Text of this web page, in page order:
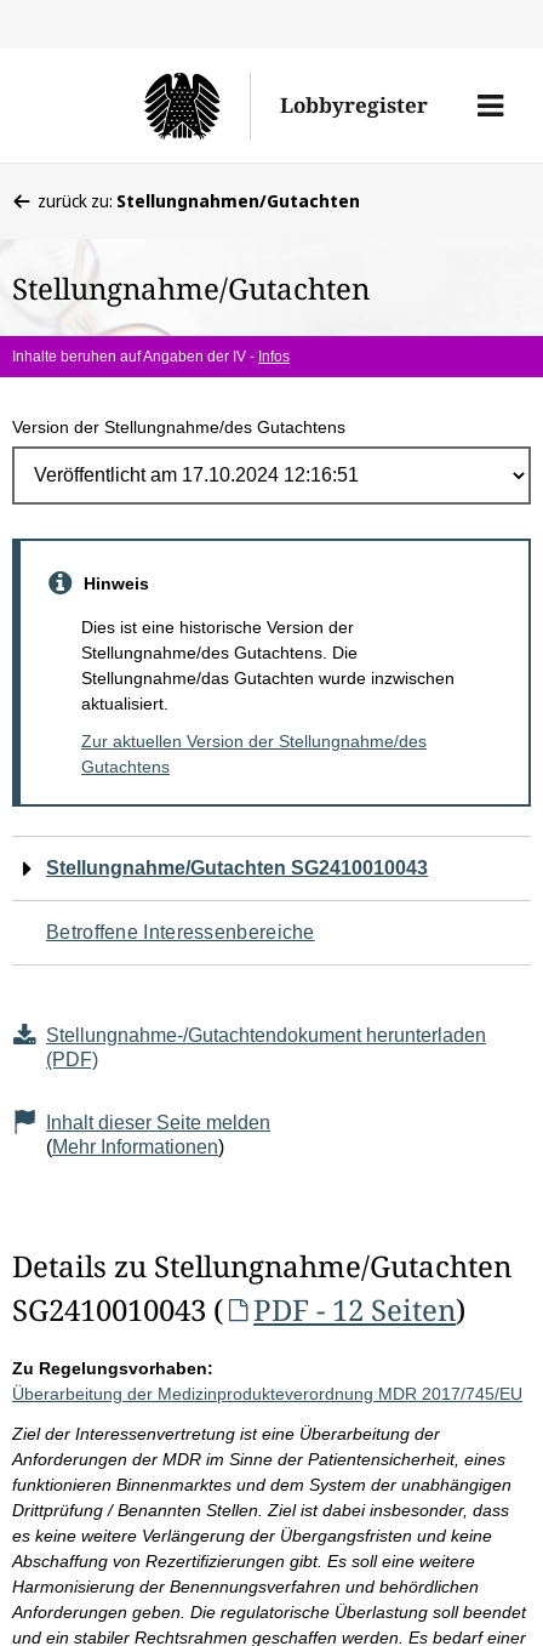
Lobbyregister
Menü
befinden
hier:
zurück zu: Stellungnahmen/Gutachten
Stellungnahme/Gutachten
Inhalte beruhen auf Angaben der IV - Infos
Version der Stellungnahme/des Gutachtens
Hinweis
Dies ist eine historische Version der
Stellungnahme/des Gutachtens. Die
Stellungnahme/das Gutachten wurde inzwischen
aktualisiert.
Zur aktuellen Version der Stellungnahme/des
Gutachtens
Navigation
für
den
Seiteninhalt
Stellungnahme/Gutachten SG2410010043
Betroffene Interessenbereiche
Stellungnahme-/Gutachtendokument herunterladen
(PDF)
Inhalt dieser Seite melden
(Mehr Informationen)
Details zu Stellungnahme/Gutachten
SG2410010043 (
PDF - 12 Seiten)
Zu Regelungsvorhaben:
Überarbeitung der Medizinprodukteverordnung MDR 2017/745/EU
Ziel der Interessenvertretung ist eine Überarbeitung der
Anforderungen der MDR im Sinne der Patientensicherheit, eines
funktionieren Binnenmarktes und dem System der unabhängigen
Drittprüfung / Benannten Stellen. Ziel ist dabei insbesonder, dass
es keine weitere Verlängerung der Übergangsfristen und keine
Abschaffung von Rezertifizierungen gibt. Es soll eine weitere
Harmonisierung der Benennungsverfahren und behördlichen
Anforderungen geben. Die regulatorische Überlastung soll beendet
und ein stabiler Rechtsrahmen geschaffen werden. Es bedarf einer